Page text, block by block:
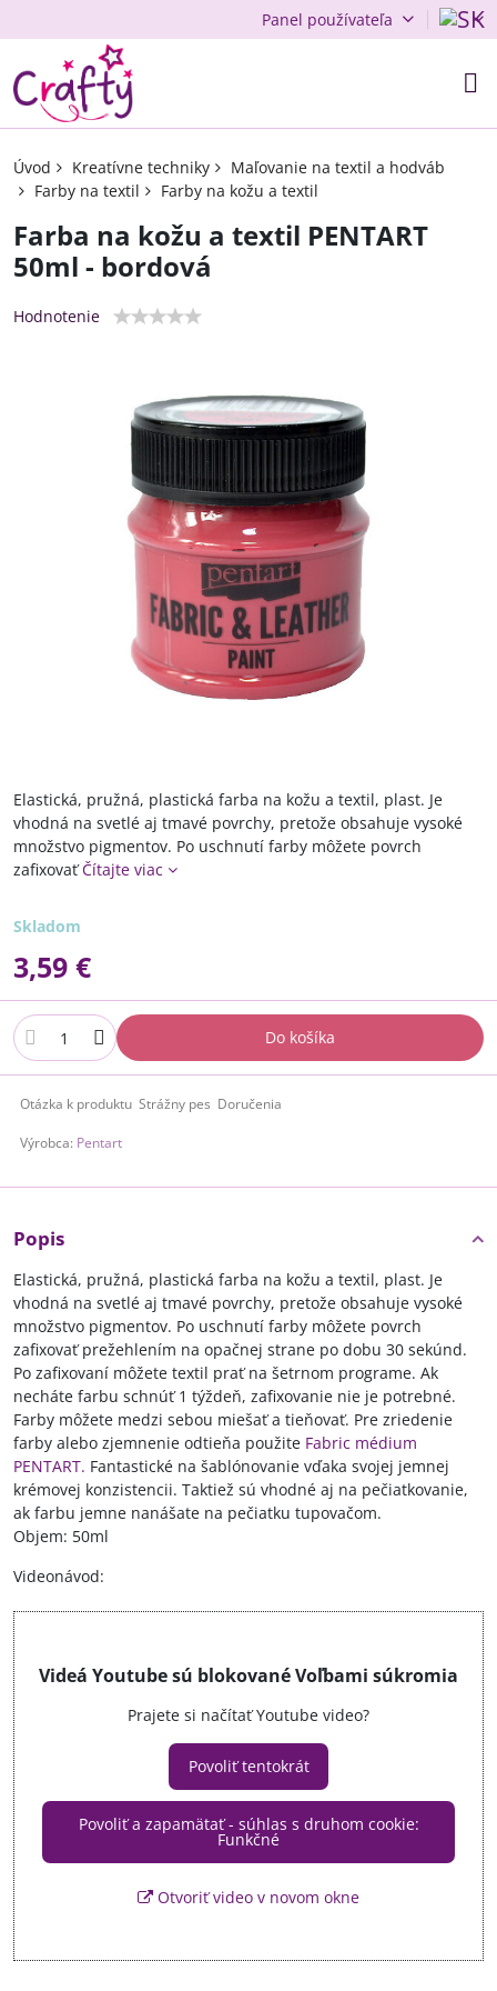
Panel používateľa
Úvod Kreatívne techniky
Maľovanie na textil a hodváb
Farby na textil
Farby na kožu a textil
Farba na kožu a textil PENTART
50ml - bordová
Hodnotenie
Elastická, pružná, plastická farba na kožu a textil, plast. Je
vhodná na svetlé aj tmavé povrchy, pretože obsahuje vysoké
množstvo pigmentov. Po uschnutí farby môžete povrch
zafixovaťČítajte viac
Skladom
3,59 €
Do košíka
Otázka k produktu Strážny pes Doručenia
Výrobca: Pentart
Popis
Elastická, pružná, plastická farba na kožu a textil, plast. Je
vhodná na svetlé aj tmavé povrchy, pretože obsahuje vysoké
množstvo pigmentov. Po uschnutí farby môžete povrch
zafixovať prežehlením na opačnej strane po dobu 30 sekúnd.
Po zafixovaní môžete textil prať na šetrnom programe. Ak
necháte farbu schnúť 1 týždeň, zafixovanie nie je potrebné.
Farby môžete medzi sebou miešať a tieňovať. Pre zriedenie
farby alebo zjemnenie odtieňa použite Fabric médium
PENTART. Fantastické na šablónovanie vďaka svojej jemnej
krémovej konzistencii. Taktiež sú vhodné aj na pečiatkovanie,
ak farbu jemne nanášate na pečiatku tupovačom.
Objem: 50ml
Videonávod:
Videá Youtube sú blokované Voľbami súkromia
Prajete si načítať Youtube video?
Povoliť tentokrát
Povoliť a zapamätať - súhlas s druhom cookie:
Funkčné
Otvoriť video v novom okne